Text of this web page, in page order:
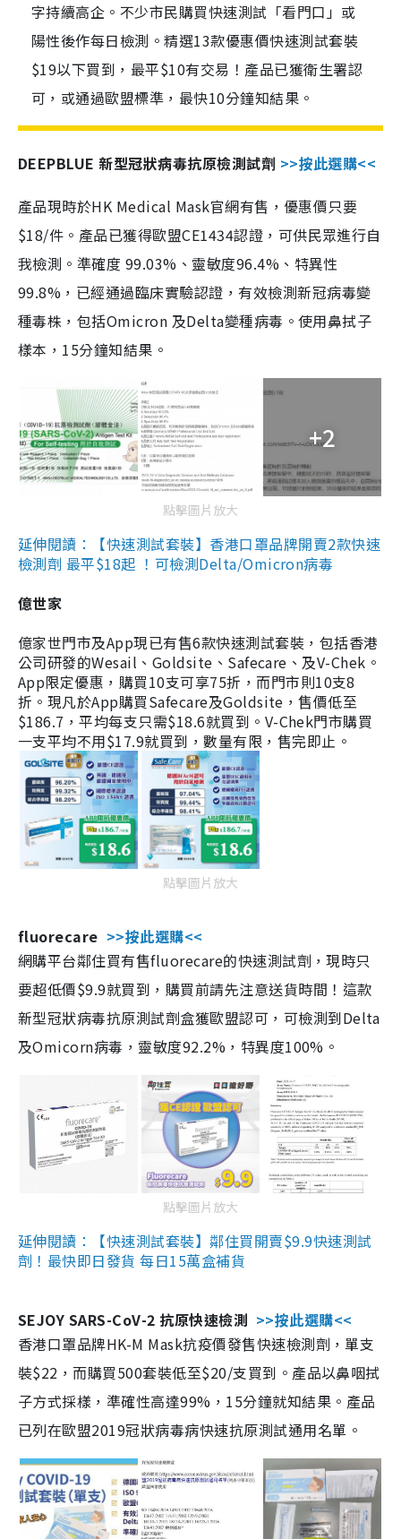
字持續高企。不少市民購買快速測試「看門口」或
陽性後作每日檢測。精選13款優惠價快速測試套裝
$19以下買到，最平$10有交易！產品已獲衛生署認
可，或通過歐盟標準，最快10分鐘知結果。
DEEPBLUE 新型冠狀病毒抗原檢測試劑 >>按此選購<<
產品現時於HK Medical Mask官網有售，優惠價只要
$18/件。產品已獲得歐盟CE1434認證，可供民眾進行自
我檢測。準確度 99.03%、靈敏度96.4%、特異性
99.8%，已經通過臨床實驗認證，有效檢測新冠病毒變
種毒株，包括Omicron 及Delta變種病毒。使用鼻拭子
樣本，15分鐘知結果。
+2
點擊圖片放大
延伸閱讀：【快速測試套裝】香港口罩品牌開賣2款快速
檢測劑 最平$18起 ！可檢測Delta/Omicron病毒
億世家
億家世門市及App現已有售6款快速測試套裝，包括香港
公司研發的Wesail、Goldsite、Safecare、及V-Chek。
App限定優惠，購買10支可享75折，而門市則10支8
折。現凡於App購買Safecare及Goldsite，售價低至
$186.7，平均每支只需$18.6就買到。V-Chek門市購買
一支平均不用$17.9就買到，數量有限，售完即止。
點擊圖片放大
fluorecare >>按此選購<<
網購平台鄰住買有售fluorecare的快速測試劑，現時只
要超低價$9.9就買到，購買前請先注意送貨時間！這款
新型冠狀病毒抗原測試劑盒獲歐盟認可，可檢測到Delta
及Omicorn病毒，靈敏度92.2%，特異度100%。
點擊圖片放大
延伸閱讀：【快速測試套裝】鄰住買開賣$9.9快速測試
劑！最快即日發貨 每日15萬盒補貨
SEJOY SARS-CoV-2 抗原快速檢測 >>按此選購<<
香港口罩品牌HK-M Mask抗疫價發售快速檢測劑，單支
裝$22，而購買500套裝低至$20/支買到。產品以鼻咽拭
子方式採樣，準確性高達99%，15分鐘就知結果。產品
已列在歐盟2019冠狀病毒病快速抗原測試通用名單。